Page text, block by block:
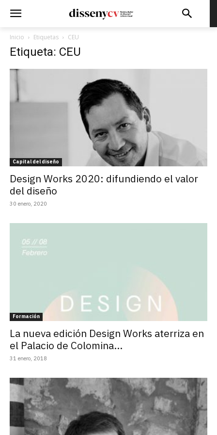
Inicio Etiquetas CEU
Etiqueta: CEU
Capital del diseño
Design Works 2020: difundiendo el valor
del diseño
30 enero, 2020
Formación
La nueva edición Design Works aterriza en
el Palacio de Colomina...
31 enero, 2018